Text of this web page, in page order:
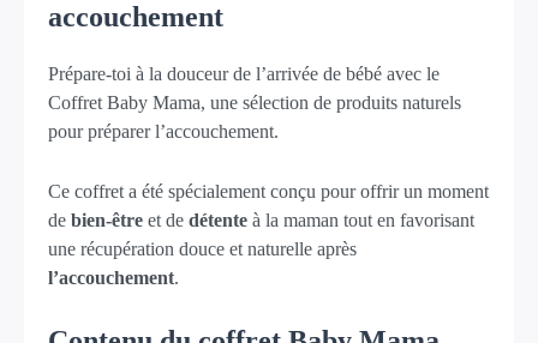
accouchement
Prépare-toi à la douceur de l’arrivée de bébé avec le
Coffret Baby Mama, une sélection de produits naturels
pour préparer l’accouchement.
Ce coffret a été spécialement conçu pour offrir un moment
de bien-être et de détente à la maman tout en favorisant
une récupération douce et naturelle après
l’accouchement.